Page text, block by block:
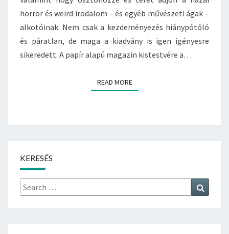
E
E
N
E
S
R
I
A
horror és weird irodalom – és egyéb művészeti ágak –
alkotóinak. Nem csak a kezdeményezés hiánypótóló
és páratlan, de maga a kiadvány is igen igényesre
sikeredett. A papír alapú magazin kistestvére a…
READ MOREREAD MORE
KERESÉS
Search
for: